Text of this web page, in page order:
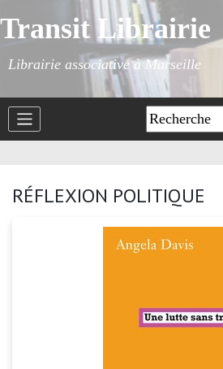
Transit Librairie
Librairie associative à Marseille
RÉFLEXION POLITIQUE